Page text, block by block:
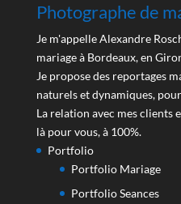
Photographe de
Je m'appelle Alexandre
mariage à Bordeaux, en
Je propose des reportages
naturels et dynamiques,
La relation avec mes clients
là pour vous, à 100%.
Portfolio
Portfolio Mariage
Portfolio Seances